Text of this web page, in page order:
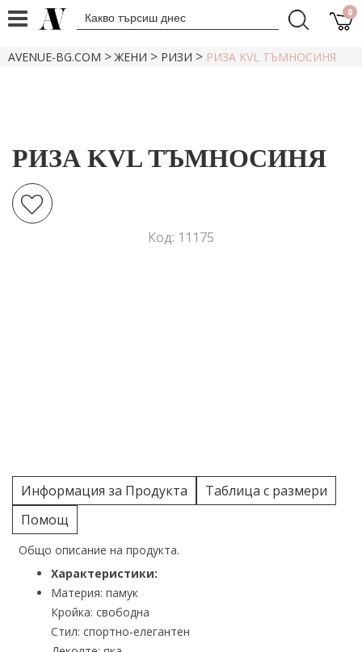
0
AVENUE-BG.COM >ЖЕНИ > РИЗИ > РИЗА KVL ТЪМНОСИНЯ
РИЗА KVL ТЪМНОСИНЯ
Код: 11175
Информация за Продукта
Таблица с размери
Помощ
Общо описание на продукта.
Характеристики:
Материя: памук
Кройка: свободна
Стил: спортно-елегантен